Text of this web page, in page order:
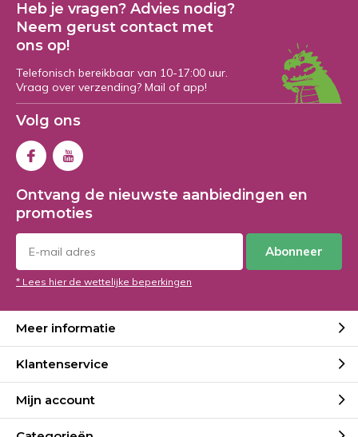
Heb je vragen? Advies nodig?
Neem gerust contact met
ons op!
Telefonisch bereikbaar van 10-17:00 uur.
Vraag over verzending? Mail of app!
Volg ons
Ontvang de nieuwste aanbiedingen en
promoties
Abonneer
* Lees hier de wettelijke beperkingen
Meer informatie
Klantenservice
Mijn account